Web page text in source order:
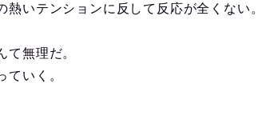
熱いテンションに反して反応が全くない。
て無理だ。
ていく。